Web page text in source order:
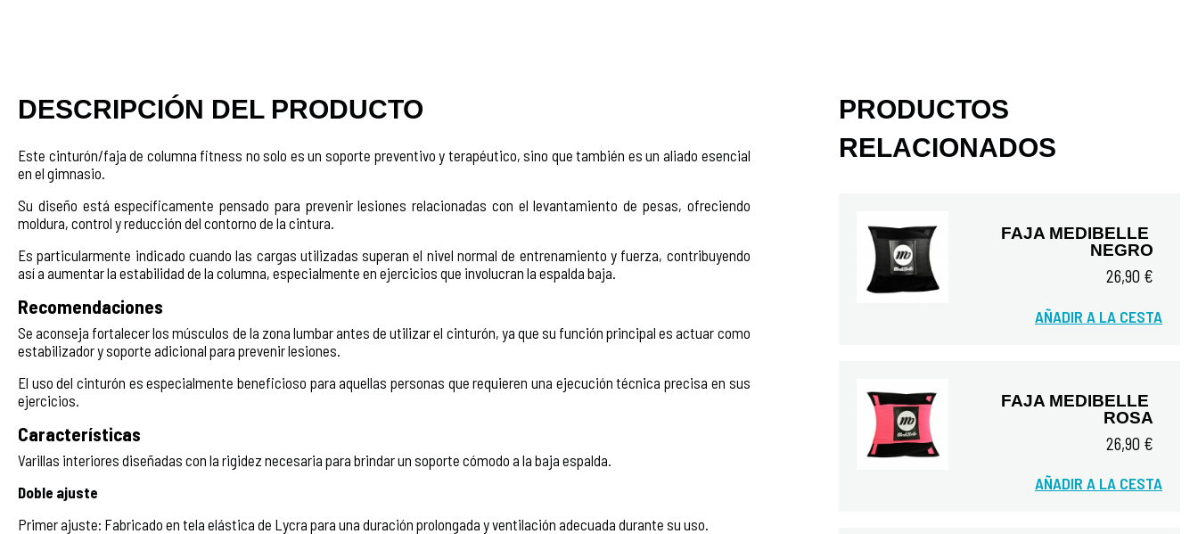
DESCRIPCIÓN DEL PRODUCTO
Este cinturón/faja de columna fitness no solo es un soporte preventivo y terapéutico, sino que también es un aliado esencial
en el gimnasio.
Su diseño está específicamente pensado para prevenir lesiones relacionadas con el levantamiento de pesas, ofreciendo
moldura, control y reducción del contorno de la cintura.
Es particularmente indicado cuando las cargas utilizadas superan el nivel normal de entrenamiento y fuerza, contribuyendo
así a aumentar la estabilidad de la columna, especialmente en ejercicios que involucran la espalda baja.
Recomendaciones
Se aconseja fortalecer los músculos de la zona lumbar antes de utilizar el cinturón, ya que su función principal es actuar como
estabilizador y soporte adicional para prevenir lesiones.
El uso del cinturón es especialmente beneficioso para aquellas personas que requieren una ejecución técnica precisa en sus
ejercicios.
Características
Varillas interiores diseñadas con la rigidez necesaria para brindar un soporte cómodo a la baja espalda.
Doble ajuste
Primer ajuste: Fabricado en tela elástica de Lycra para una duración prolongada y ventilación adecuada durante su uso.
PRODUCTOS
RELACIONADOS
FAJA MEDIBELLE
NEGRO
26,90 €
AÑADIR A LA CESTA
FAJA MEDIBELLE
ROSA
26,90 €
AÑADIR A LA CESTA